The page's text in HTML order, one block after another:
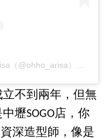
立不到兩年，但無
壢SOGO店，你
深造型師，像是